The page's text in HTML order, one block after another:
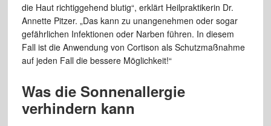
die Haut richtiggehend blutig“, erklärt Heilpraktikerin Dr.
Annette Pitzer. „Das kann zu unangenehmen oder sogar
gefährlichen Infektionen oder Narben führen. In diesem
Fall ist die Anwendung von Cortison als Schutzmaßnahme
auf jeden Fall die bessere Möglichkeit!“
Was die Sonnenallergie
verhindern kann